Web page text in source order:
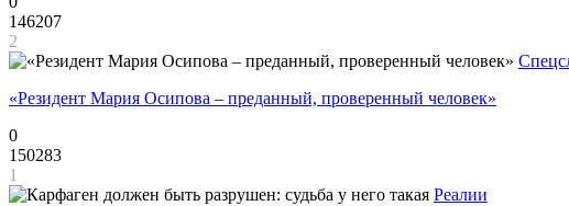
146207
2
«Резидент Мария Осипова – преданный, проверенный человек»
0
150283
1
Реалии